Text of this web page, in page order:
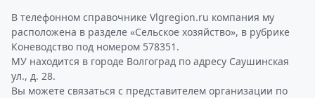
В телефонном справочнике Vlgregion.ru компания му
расположена в разделе «Сельское хозяйство», в рубрике
Коневодство под номером 578351.
МУ находится в городе Волгоград по адресу Саушинская
ул., д. 28.
Вы можете связаться с представителем организации по